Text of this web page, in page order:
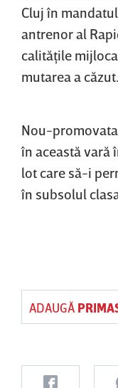
Cluj în
antrenor al
calităţile
mutarea a căzut.
Nou-
în această vară
lot care să-i
în subsolul
ADAUGĂ